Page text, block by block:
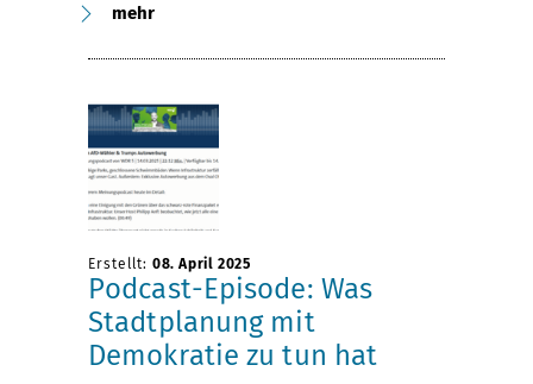
mehr
Erstellt: 08. April 2025
Podcast-Episode: Was
Stadtplanung mit
Demokratie zu tun hat